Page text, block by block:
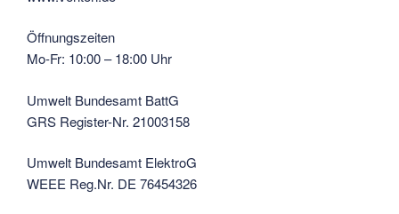
Öffnungszeiten
Mo-Fr: 10:00 – 18:00 Uhr
Umwelt Bundesamt BattG
GRS Register-Nr. 21003158
Umwelt Bundesamt ElektroG
WEEE Reg.Nr. DE 76454326